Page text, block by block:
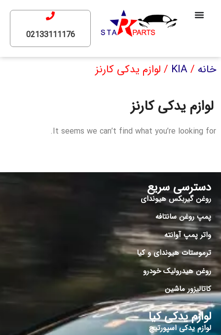
02133111176
خانه /
KIA / لوازم یدکی کارنز
لوازم یدکی کارنز
It seems we can’t find what you’re looking for.
دسترسی سریع
روغن گیربکس هیوندای
پمپ روغن سانتافه
واتر پمپ آوانته
ترموستات هیوندای و کیا
روغن هیدرولیک خودرو
کاتالیزور ماشین
لوازم یدکی کیا
لوازم یدکی اسپورتیج